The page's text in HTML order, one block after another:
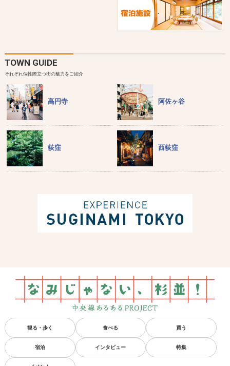
TOWN GUIDE
それぞれ個性際立つ街の魅力をご紹介
高円寺 阿佐ヶ谷
荻窪 西荻窪
観る・歩く 食べる 買う
宿泊 インタビュー 特集